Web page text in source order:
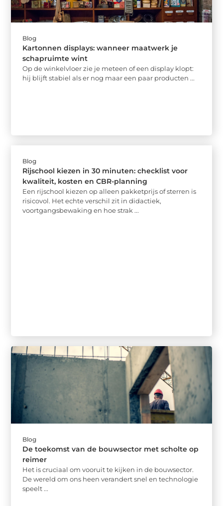
Blog
Kartonnen displays: wanneer maatwerk je
schapruimte wint
Op de winkelvloer zie je meteen of een display klopt:
hij blijft stabiel als er nog maar een paar producten ...
Blog
Rijschool kiezen in 30 minuten: checklist voor
kwaliteit, kosten en CBR-planning
Een rijschool kiezen op alleen pakketprijs of sterren is
risicovol. Het echte verschil zit in didactiek,
voortgangsbewaking en hoe strak ...
Blog
De toekomst van de bouwsector met scholte op
reimer
Het is cruciaal om vooruit te kijken in de bouwsector.
De wereld om ons heen verandert snel en technologie
speelt ...